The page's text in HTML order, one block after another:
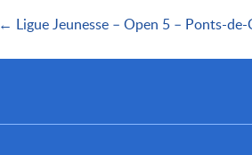
← Ligue Jeunesse – Open 5 – Ponts-